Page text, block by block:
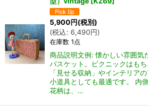
5,900 円(税別)
(税込: 6,490円)
在庫数 1点
商品説明文例: 懐かしい雰囲気
バスケット。ピクニックはも
「見せる収納」やインテリア
小道具としても最適です。 内
花柄は、…